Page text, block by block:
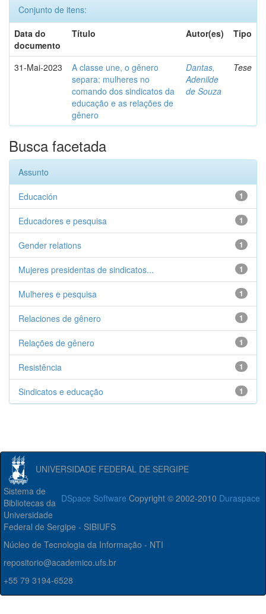
Conjunto de itens:
Data do
documento
Título Autor(es) Tipo
31-Mai-2023
A classe une, o gênero
separa: mulheres no
comando dos sindicatos da
educação e as relações de
gênero
Dantas,
Adenilde
de Souza
Tese
Busca facetada
Assunto
1
Educación
1
Educadores e pesquisa
1
Gender relations
1
Mujeres presidentas de sindicatos...
1
Mulheres e pesquisa
1
Relaciones de gênero
1
Relações de gênero
1
Resistência
1
Sindicatos e educação
UNIVERSIDADE FEDERAL DE SERGIPE
DSpace Software Copyright © 2002-2010 Duraspace
Sistema de
Bibliotecas da
Universidade
Federal de Sergipe - SIBIUFS
Núcleo de Tecnologia da Informação - NTI
repositorio@academico.ufs.br
+55 79 3194-6528